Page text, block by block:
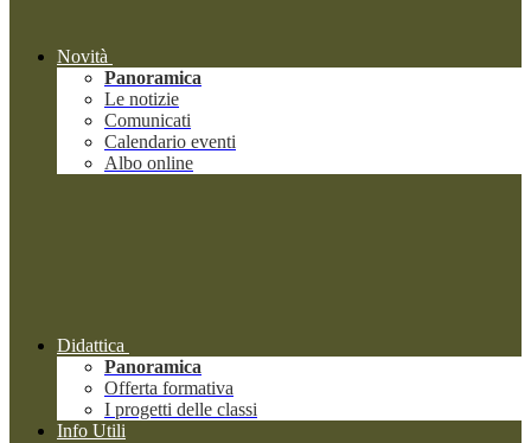
Novità
Panoramica
Le notizie
Comunicati
Calendario eventi
Albo online
Didattica
Panoramica
Offerta formativa
I progetti delle classi
Info Utili